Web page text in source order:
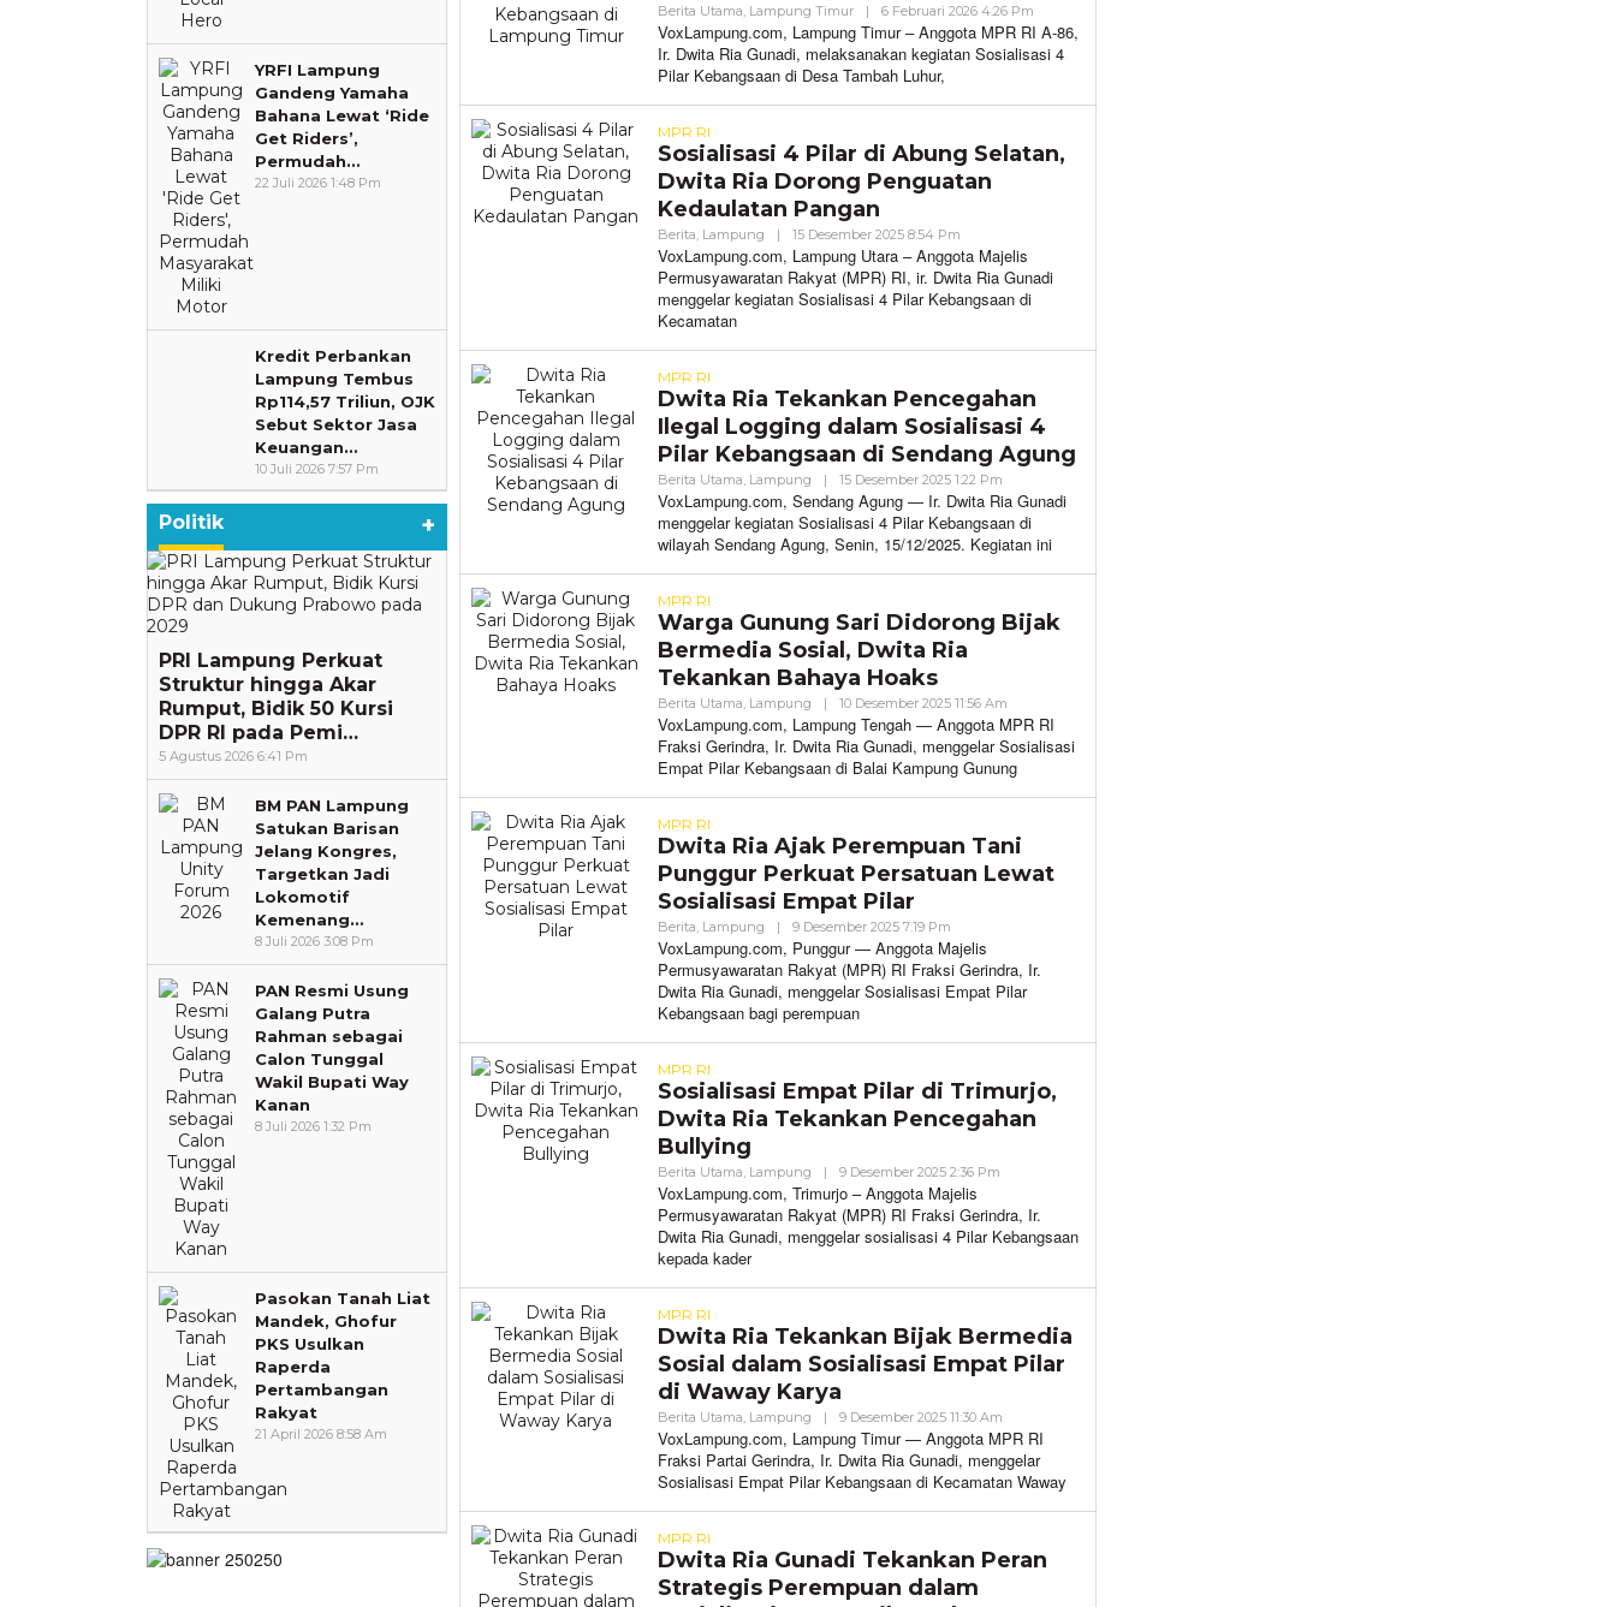
YRFI Lampung
Gandeng Yamaha
Bahana Lewat ‘Ride
Get Riders’,
Permudah…
22 Juli 2026 1:48 Pm
Kredit Perbankan
Lampung Tembus
Rp114,57 Triliun, OJK
Sebut Sektor Jasa
Keuangan…
10 Juli 2026 7:57 Pm
Politik +
PRI Lampung Perkuat
Struktur hingga Akar
Rumput, Bidik 50 Kursi
DPR RI pada Pemi…
5 Agustus 2026 6:41 Pm
BM PAN Lampung
Satukan Barisan
Jelang Kongres,
Targetkan Jadi
Lokomotif
Kemenang…
8 Juli 2026 3:08 Pm
PAN Resmi Usung
Galang Putra
Rahman sebagai
Calon Tunggal
Wakil Bupati Way
Kanan
8 Juli 2026 1:32 Pm
Pasokan Tanah Liat
Mandek, Ghofur
PKS Usulkan
Raperda
Pertambangan
Rakyat
21 April 2026 8:58 Am
Berita Utama Lampung Timur | 6 Februari 2026 4:26 Pm
VoxLampung
VoxLampung.com, Lampung Timur – Anggota MPR RI A-86,
Ir. Dwita Ria Gunadi, melaksanakan kegiatan Sosialisasi 4
Pilar Kebangsaan di Desa Tambah Luhur,
MPR RI
Sosialisasi 4 Pilar di Abung Selatan,
Dwita Ria Dorong Penguatan
Kedaulatan Pangan
Berita Lampung | 15 Desember 2025 8:54 Pm
VoxLampung
VoxLampung.com, Lampung Utara – Anggota Majelis
Permusyawaratan Rakyat (MPR) RI, ir. Dwita Ria Gunadi
menggelar kegiatan Sosialisasi 4 Pilar Kebangsaan di
Kecamatan
MPR RI
Dwita Ria Tekankan Pencegahan
Ilegal Logging dalam Sosialisasi 4
Pilar Kebangsaan di Sendang Agung
Berita Utama Lampung | 15 Desember 2025 1:22 Pm
VoxLampung
VoxLampung.com, Sendang Agung — Ir. Dwita Ria Gunadi
menggelar kegiatan Sosialisasi 4 Pilar Kebangsaan di
wilayah Sendang Agung, Senin, 15/12/2025. Kegiatan ini
MPR RI
Warga Gunung Sari Didorong Bijak
Bermedia Sosial, Dwita Ria
Tekankan Bahaya Hoaks
Berita Utama Lampung | 10 Desember 2025 11:56 Am
VoxLampung
VoxLampung.com, Lampung Tengah — Anggota MPR RI
Fraksi Gerindra, Ir. Dwita Ria Gunadi, menggelar Sosialisasi
Empat Pilar Kebangsaan di Balai Kampung Gunung
MPR RI
Dwita Ria Ajak Perempuan Tani
Punggur Perkuat Persatuan Lewat
Sosialisasi Empat Pilar
Berita Lampung | 9 Desember 2025 7:19 Pm
VoxLampung
VoxLampung.com, Punggur — Anggota Majelis
Permusyawaratan Rakyat (MPR) RI Fraksi Gerindra, Ir.
Dwita Ria Gunadi, menggelar Sosialisasi Empat Pilar
Kebangsaan bagi perempuan
MPR RI
Sosialisasi Empat Pilar di Trimurjo,
Dwita Ria Tekankan Pencegahan
Bullying
Berita Utama Lampung | 9 Desember 2025 2:36 Pm
VoxLampung.com, Trimurjo – Anggota Majelis
Permusyawaratan Rakyat (MPR) RI Fraksi Gerindra, Ir.
Dwita Ria Gunadi, menggelar sosialisasi 4 Pilar Kebangsaan
kepada kader
MPR RI
Dwita Ria Tekankan Bijak Bermedia
Sosial dalam Sosialisasi Empat Pilar
di Waway Karya
Berita Utama Lampung | 9 Desember 2025 11:30 Am
VoxLampung
VoxLampung.com, Lampung Timur — Anggota MPR RI
Fraksi Partai Gerindra, Ir. Dwita Ria Gunadi, menggelar
Sosialisasi Empat Pilar Kebangsaan di Kecamatan Waway
MPR RI
Dwita Ria Gunadi Tekankan Peran
Strategis Perempuan dalam